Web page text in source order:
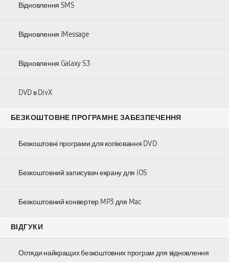
Відновлення SMS
Відновлення iMessage
Відновлення Galaxy S3
DVD в DivX
БЕЗКОШТОВНЕ ПРОГРАМНЕ ЗАБЕЗПЕЧЕННЯ
Безкоштовні програми для копіювання DVD
Безкоштовний записувач екрану для iOS
Безкоштовний конвертер MP3 для Mac
ВІДГУКИ
Огляди найкращих безкоштовних програм для відновлення